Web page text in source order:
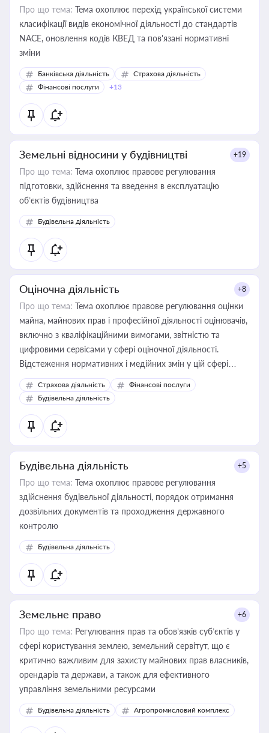
Про що тема: Тема охоплює перехід української системи
класифікації видів економічної діяльності до стандартів
NACE, оновлення кодів КВЕД та пов'язані нормативні
зміни
Банківська діяльність
Страхова діяльність
Фінансові послуги
+13
Земельні відносини у будівництві +19
Про що тема: Тема охоплює правове регулювання
підготовки, здійснення та введення в експлуатацію
об’єктів будівництва
Будівельна діяльність
Оціночна діяльність +8
Про що тема: Тема охоплює правове регулювання оцінки
майна, майнових прав і професійної діяльності оцінювачів,
включно з кваліфікаційними вимогами, звітністю та
цифровими сервісами у сфері оціночної діяльності.
Відстеження нормативних і медійних змін у цій сфері
корисне для власника бізнесу, керівника, юриста або
бухгалтера під час оподаткування, приватизації, оренди
державного майна, корпоративних угод і перевірки
статусу суб'єктів оціночної діяльності
Страхова діяльність
Фінансові послуги
Будівельна діяльність
Будівельна діяльність +5
Про що тема: Тема охоплює правове регулювання
здійснення будівельної діяльності, порядок отримання
дозвільних документів та проходження державного
контролю
Будівельна діяльність
Земельне право +6
Про що тема: Регулювання прав та обов’язків суб’єктів у
сфері користування землею, земельний сервітут, що є
критично важливим для захисту майнових прав власників,
орендарів та держави, а також для ефективного
управління земельними ресурсами
Будівельна діяльність Агропромисловий комплекс